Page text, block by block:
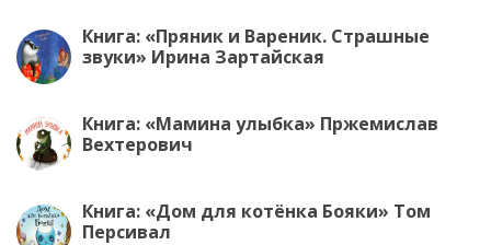
Книга: «Пряник и Вареник. Страшные
звуки» Ирина Зартайская
Книга: «Мамина улыбка» Пржемислав
Вехтерович
Книга: «Дом для котёнка Бояки» Том
Персивал